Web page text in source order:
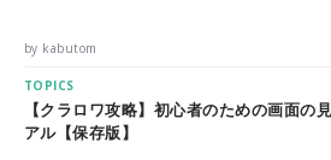
by kabutom
TOPICS
【クラロワ攻略】初心者のための画面の
アル【保存版】